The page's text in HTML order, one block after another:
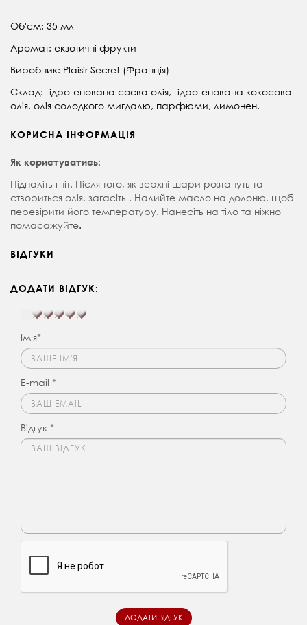
Об'єм: 35 мл
Аромат: екзотичні фрукти
Виробник: Plaisir Secret (Франція)
Склад: гідрогенована соєва олія, гідрогенована кокосова
олія, олія солодкого мигдалю, парфюми, лимонен.
КОРИСНА ІНФОРМАЦІЯ
Як користуватись:
Підпаліть гніт. Після того, як верхні шари розтануть та
створиться олія, загасіть . Налийте масло на долоню, щоб
перевірити його температуру. Нанесіть на тіло та ніжно
помасажуйте.
ВІДГУКИ
ДОДАТИ ВІДГУК:
Ім'я*
E-mail *
Відгук *